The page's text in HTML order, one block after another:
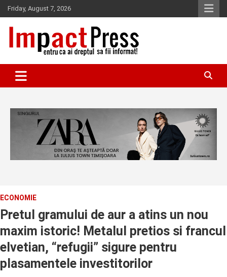
Skip
to
content
Friday, August 7, 2026
IMPACTPRESS
ECONOMIE
Pretul gramului de aur a atins un nou
maxim istoric! Metalul pretios si francul
elvetian, “refugii” sigure pentru
plasamentele investitorilor